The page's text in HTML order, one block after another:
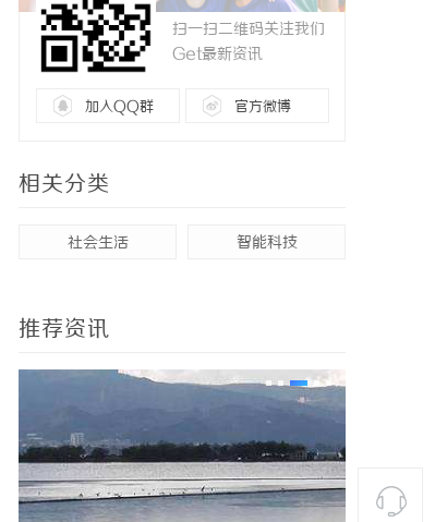
扫一扫二维码关注我们
Get最新资讯
加入QQ群 官方微博
相关分类
社会生活 智能科技
推荐资讯